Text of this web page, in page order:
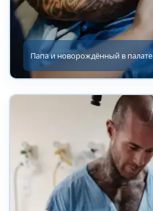
Папа и новорождённый в палате